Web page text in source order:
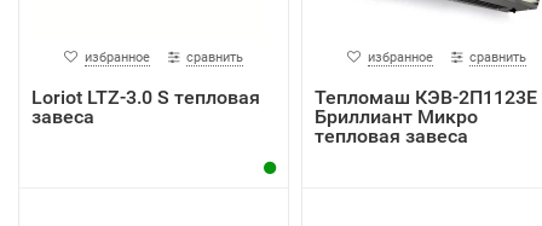
избранное сравнить
Loriot LTZ-3.0 S тепловая
завеса
избранное сравнить
Тепломаш КЭВ-2П1123E
Бриллиант Микро
тепловая завеса